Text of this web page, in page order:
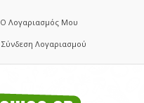
Ο Λογαριασμός Μου
Σύνδεση Λογαριασμού